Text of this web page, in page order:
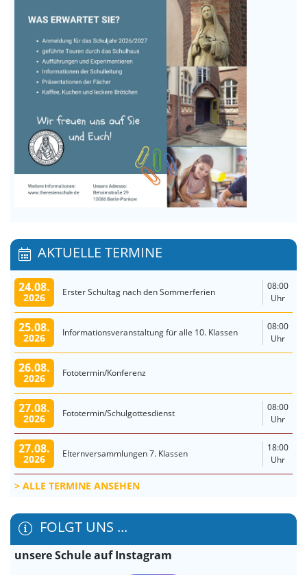
AKTUELLE TERMINE
24.08.
2026 Erster Schultag nach den Sommerferien
08:00
Uhr
25.08.
2026 Informationsveranstaltung für alle 10. Klassen
08:00
Uhr
26.08.
2026 Fototermin/Konferenz
27.08.
2026 Fototermin/Schulgottesdienst
08:00
Uhr
27.08.
2026 Elternversammlungen 7. Klassen
18:00
Uhr
ALLE TERMINE ANSEHEN
FOLGT UNS ...
unsere Schule auf Instagram